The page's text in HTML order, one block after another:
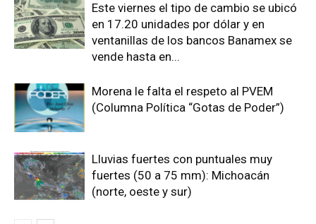
Este viernes el tipo de cambio se ubicó
en 17.20 unidades por dólar y en
ventanillas de los bancos Banamex se
vende hasta en...
Morena le falta el respeto al PVEM
(Columna Política “Gotas de Poder”)
Lluvias fuertes con puntuales muy
fuertes (50 a 75 mm): Michoacán
(norte, oeste y sur)